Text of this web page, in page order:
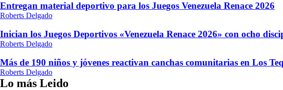
Entregan material deportivo para los Juegos Venezuela Renace 2026
Roberts Delgado
Inician los Juegos Deportivos «Venezuela Renace 2026» con ocho
Roberts Delgado
Más de 190 niños y jóvenes reactivan canchas comunitarias en Los
Roberts Delgado
Lo más Leido